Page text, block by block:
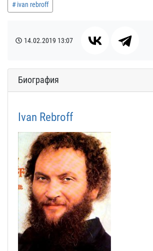
ivan rebroff
14.02.2019 13:07
Биография
Ivan Rebroff